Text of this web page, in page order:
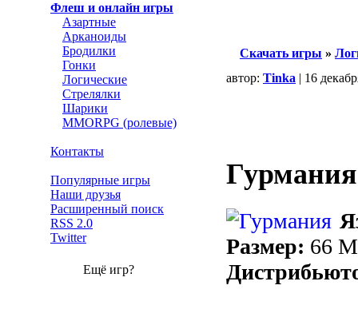
Флеш и онлайн игры
Азартные
Арканоиды
Бродилки
Гонки
Логические
Стрелялки
Шарики
MMORPG (ролевые)
Контакты
Популярные игры
Наши друзья
Расширенный поиск
RSS 2.0
Twitter
Ещё игр?
Скачать игры »
автор: Tinka | 16
Гурмания
Размер: 66